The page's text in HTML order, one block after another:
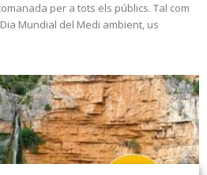
per a tots els públics. Tal com
Mundial del Medi ambient, us